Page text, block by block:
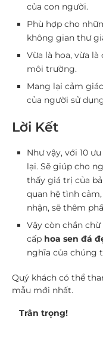
của con người.
Phù hợp cho
không gian thư
Vừa là hoa, vừa
môi trường.
Mang lại cảm
của người sử
Lời Kết
Như vậy, với 10
lại. Sẽ giúp cho
thấy giá trị của
quan hệ tình
nhận, sẽ thêm
Vậy còn chần
cấp hoa sen đá
nghĩa của chúng
Quý khách có thể
mẫu mới nhất.
Trân trọng!